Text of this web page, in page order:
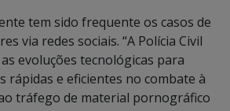
tem sido frequente os casos de
via redes sociais. “A Polícia Civil
evoluções tecnológicas para
rápidas e eficientes no combate à
tráfego de material pornográfico